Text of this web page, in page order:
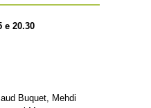
e 20.30
Buquet, Mehdi